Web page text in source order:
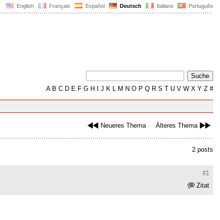
English Français Español Deutsch Italiano Português
AB C D E F G H J K L M N O P Q R S T U V W X Y Z #
Neueres Thema Älteres Thema
2 posts
#1
Zitat